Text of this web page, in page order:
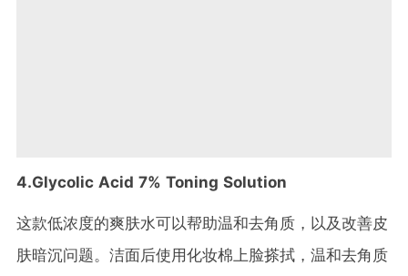
4.Glycolic Acid 7% Toning Solution
这款低浓度的爽肤水可以帮助温和去角质，以及改善皮
肤暗沉问题。洁面后使用化妆棉上脸搽拭，温和去角质